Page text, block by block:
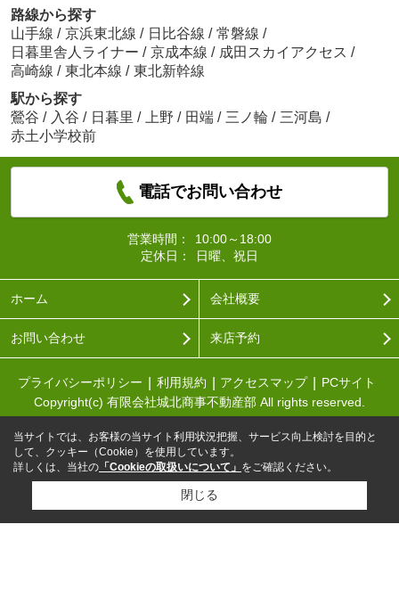
路線から探す
山手線 / 京浜東北線 / 日比谷線 / 常磐線 /
日暮里舎人ライナー / 京成本線 / 成田スカイアクセス /
高崎線 / 東北本線 / 東北新幹線
駅から探す
鶯谷 / 入谷 / 日暮里 / 上野 / 田端 / 三ノ輪 / 三河島 /
赤土小学校前
電話でお問い合わせ
営業時間：
10:00～18:00
定休日：
日曜、祝日
ホーム 会社概要
お問い合わせ 来店予約
プライバシーポリシー 利用規約 アクセスマップ
PCサイト
Copyright(c) 有限会社城北商事不動産部 All rights reserved.
当サイトでは、お客様の当サイト利用状況把握、サービス向上検討を目的と
して、クッキー（Cookie）を使用しています。
詳しくは、当社の 「Cookieの取扱いについて」 をご確認ください。
閉じる